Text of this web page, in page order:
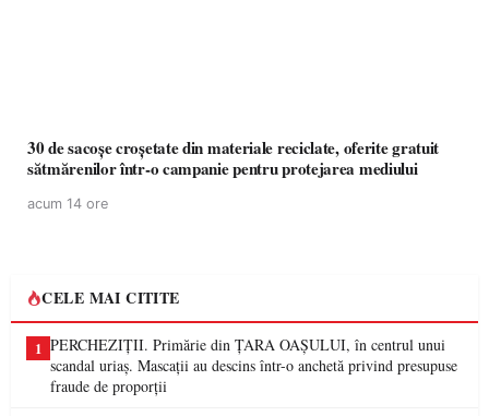
30 de sacoșe croșetate din materiale reciclate, oferite gratuit
sătmărenilor într-o campanie pentru protejarea mediului
acum 14 ore
CELE MAI CITITE
1 PERCHEZIȚII. Primărie din ȚARA OAȘULUI, în centrul unui
scandal uriaș. Mascații au descins într-o anchetă privind presupuse
fraude de proporții